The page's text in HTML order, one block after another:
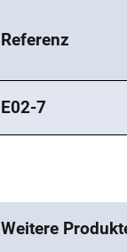
Referenz
E02-7
Weitere